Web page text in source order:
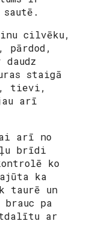
cilvēku,
pārdod,
staigā
tievi,
arī
arī no
brīdi
ko
ka
un
pa
ar